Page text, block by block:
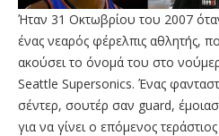
Ήταν 31 Οκτωβρίου του 2007
ένας νεαρός φέρελπις αθλητής,
ακούσει το όνομά του στο
Seattle Supersonics. Ένας
σέντερ, σουτέρ σαν guard,
για να γίνει ο επόμενος